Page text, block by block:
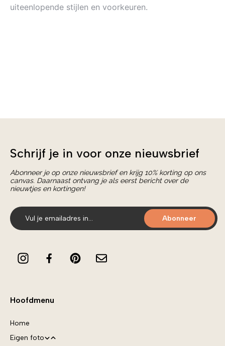
uiteenlopende stijlen en voorkeuren.
Schrijf je in voor onze nieuwsbrief
Abonneer je op onze nieuwsbrief en krijg 10% korting op ons
canvas. Daarnaast ontvang je als eerst bericht over de
nieuwtjes en kortingen!
Abonneer
Hoofdmenu
Home
Eigen foto